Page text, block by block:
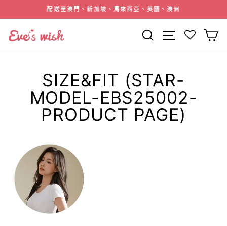
暫
配送至澳門、新加坡、馬來西亞、英國、澳洲
搜索 網站導航
SIZE&FIT (STAR-
MODEL-EBS25002-
PRODUCT PAGE)